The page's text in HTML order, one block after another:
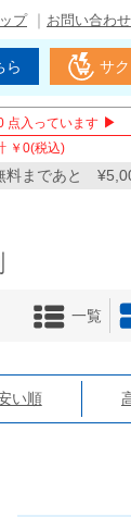
プ お問い合わせ
ら サ
点入っています ▶
￥ 0(税込)
料まであと ¥
一覧
い順